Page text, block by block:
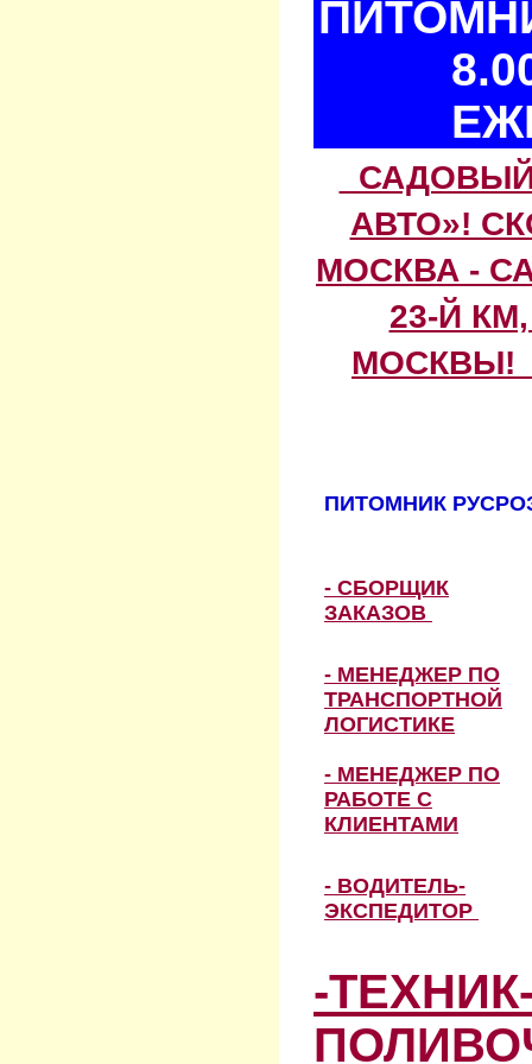
АВТО»!
МОСКВА -
23-Й
МОСКВЫ!
ПИТОМНИК
- СБОРЩИК
ЗАКАЗОВ
- МЕНЕДЖЕР ПО
ТРАНСПОРТНОЙ
ЛОГИСТИКЕ
- МЕНЕДЖЕР ПО
РАБОТЕ С
КЛИЕНТАМИ
- ВОДИТЕЛЬ-
ЭКСПЕДИТОР
-